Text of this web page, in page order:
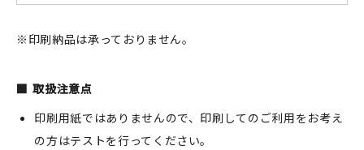
※印刷納品は承っておりません。
取扱注意点
印刷用紙ではありませんので、印刷してのご利用をお考え
の方はテストを行ってください。